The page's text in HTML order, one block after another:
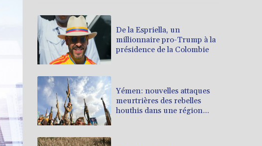
De la Espriella, un
millionnaire pro-Trump à la
présidence de la Colombie
Yémen: nouvelles attaques
meurtrières des rebelles
houthis dans une région